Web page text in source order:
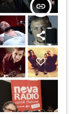
insert_link